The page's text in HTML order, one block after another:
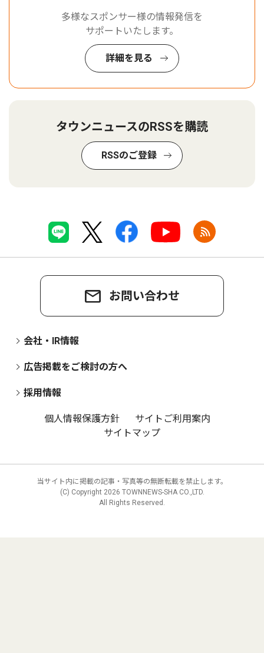
多様なスポンサー様の情報発信を
サポートいたします。
詳細を見る
タウンニュースのRSSを購読
RSSのご登録
お問い合わせ
会社・IR情報
広告掲載をご検討の方へ
採用情報
個人情報保護方針
サイトご利用案内
サイトマップ
当サイト内に掲載の記事・写真等の無断転載を禁止します。
(C) Copyright 2026 TOWNNEWS-SHA CO.,LTD.
All Rights Reserved.